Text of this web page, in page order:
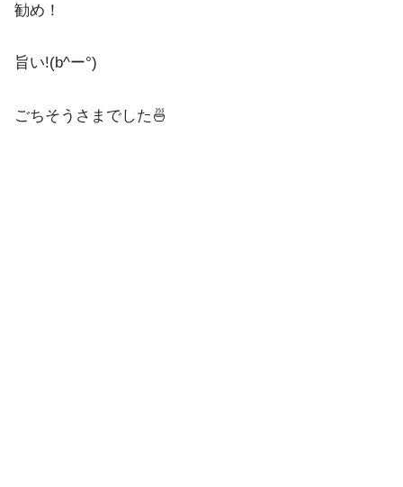
勧め！
旨い!(b^ー°)
ごちそうさまでした🍜